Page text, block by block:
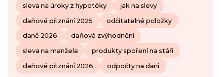
sleva na úroky z hypotéky jak na slevy
daňové přiznání 2025 odčitatelné položky
daně 2026 daňová zvýhodnění
sleva na manžela produkty spoření na stáří
daňové přiznání 2026 odpočty na dani